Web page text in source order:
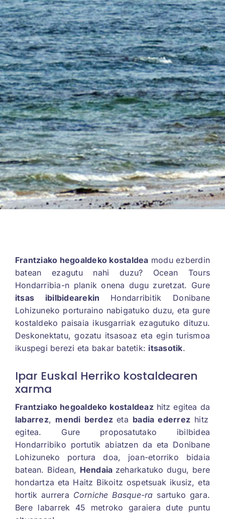
Frantziako hegoaldeko kostaldea modu ezberdin
batean ezagutu nahi duzu? Ocean Tours
Hondarribia-n planik onena dugu zuretzat. Gure
itsas ibilbidearekin Hondarribitik Donibane
Lohizuneko porturaino nabigatuko duzu, eta gure
kostaldeko paisaia ikusgarriak ezagutuko dituzu.
Deskonektatu, gozatu itsasoaz eta egin turismoa
ikuspegi berezi eta bakar batetik: itsasotik.
Ipar Euskal Herriko kostaldearen
xarma
Frantziako hegoaldeko kostaldeazhitz egitea da
labarrez, mendi berdezeta badia ederrez hitz
egitea. Gure proposatutako ibilbidea
Hondarribiko portutik abiatzen da eta Donibane
Lohizuneko portura doa, joan-etorriko bidaia
batean. Bidean, Hendaia zeharkatuko dugu, bere
hondartza eta Haitz Bikoitz ospetsuak ikusiz, eta
hortik aurrera Corniche Basque-ra sartuko gara.
Bere labarrek 45 metroko garaiera dute puntu